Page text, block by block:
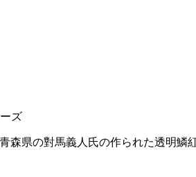
ズ
県の對馬義人氏の作られた透明鱗